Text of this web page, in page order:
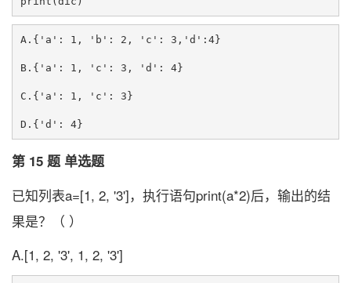
A.{'a': 1, 'b': 2, 'c': 3,'d':4}
B.{'a': 1, 'c': 3, 'd': 4}
C.{'a': 1, 'c': 3}
第 15 题 单选题
已知列表a=[1, 2, '3']，执行语句print(a*2)后，输出的结
果是？（ ）
A.[1, 2, '3', 1, 2, '3']